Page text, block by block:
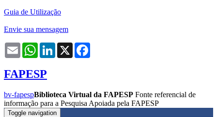
Guia de Utilização
Envie sua mensagem
Email WhatsAppLinkedIn
X
FAPESP
bv-fapespBiblioteca Virtual da FAPESP Fonte referencial de
informação para a Pesquisa Apoiada pela FAPESP
Toggle navigation